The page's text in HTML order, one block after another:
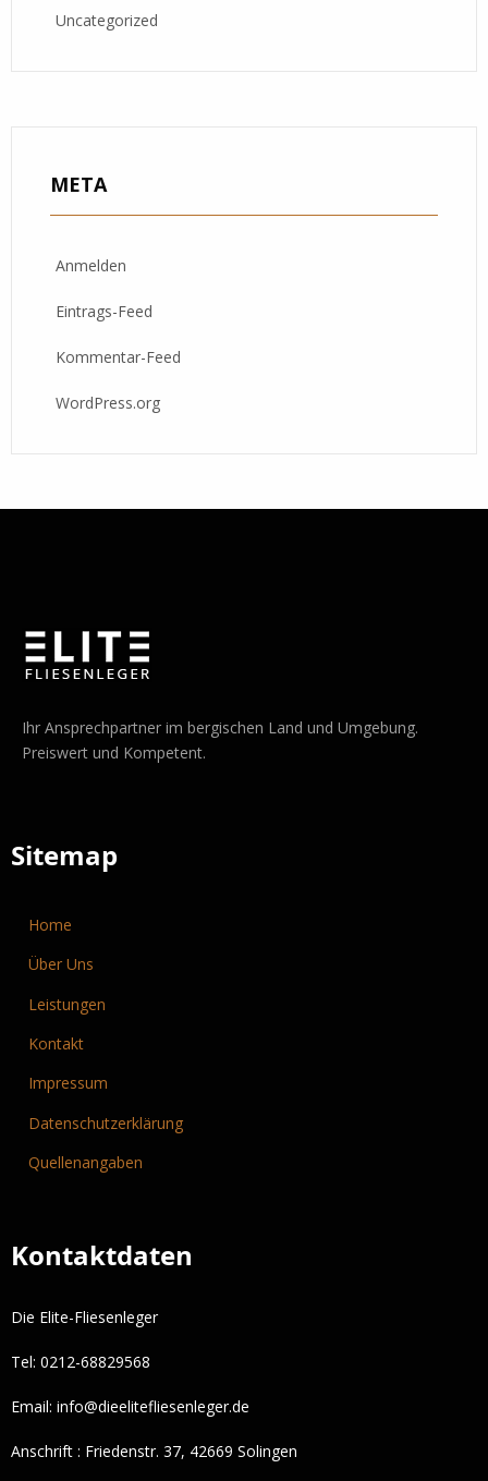
Uncategorized
META
Anmelden
Eintrags-Feed
Kommentar-Feed
WordPress.org
Ihr Ansprechpartner im bergischen Land und Umgebung.
Preiswert und Kompetent.
Sitemap
Home
Über Uns
Leistungen
Kontakt
Impressum
Datenschutzerklärung
Quellenangaben
Kontaktdaten
Die Elite-Fliesenleger
Tel: 0212-68829568
Email: info@dieelitefliesenleger.de
Anschrift : Friedenstr. 37, 42669 Solingen